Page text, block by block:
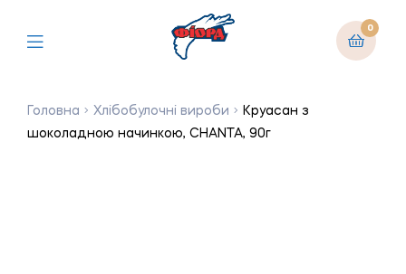
0
Головна Хлібобулочні вироби
Круасан з
шоколадною начинкою, CHANTA, 90г